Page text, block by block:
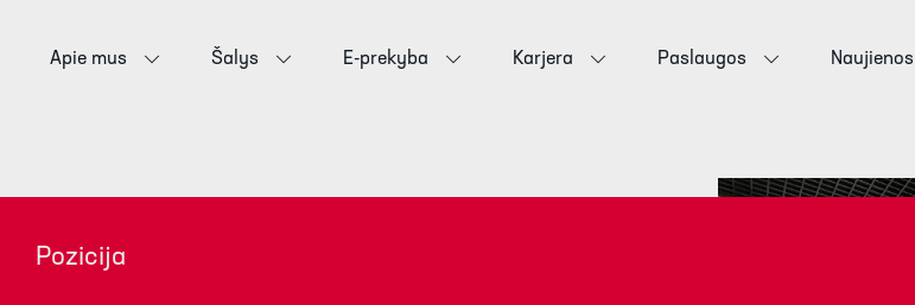
Apie mus Šalys E-prekyba Karjera Paslaugos Naujienos
Pozicija